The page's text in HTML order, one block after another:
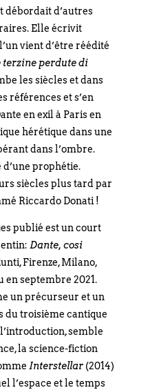
débordait d’autres
Elle écrivit
vient d’être réédité
terzine perdute di
les siècles et dans
références et s’en
en exil à Paris en
hérétique dans une
dans l’ombre.
prophétie.
siècles plus tard par
Riccardo Donati !
publié est un court
Dante, cosi
Firenze, Milano,
en septembre 2021.
un précurseur et un
du troisième cantique
semble
la science-fiction
Interstellar(2014)
l’espace et le temps